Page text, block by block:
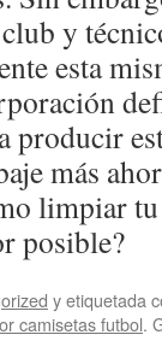
y
esta
más
limpiar
posible?
y etiquetada
camisetas futbol.